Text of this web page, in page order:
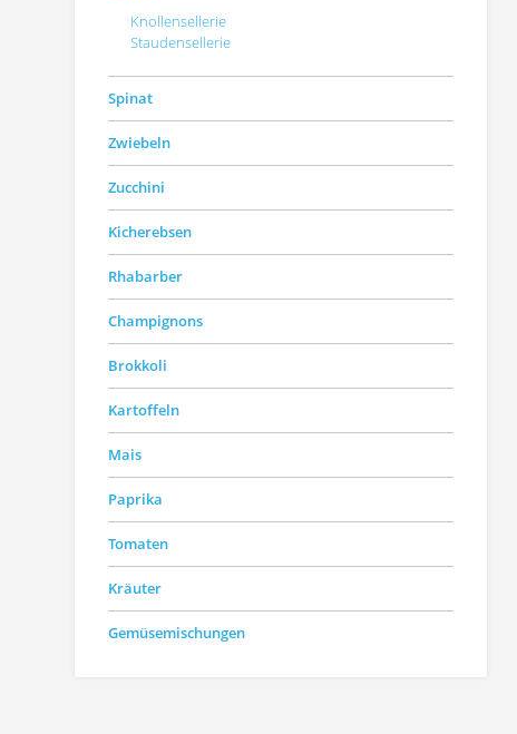
Knollensellerie
Staudensellerie
Spinat
Zwiebeln
Zucchini
Kicherebsen
Rhabarber
Champignons
Brokkoli
Kartoffeln
Mais
Paprika
Tomaten
Kräuter
Gemüsemischungen